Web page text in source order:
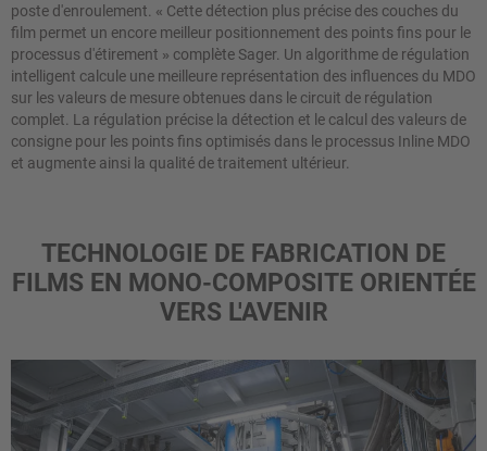
poste d'enroulement. « Cette détection plus précise des couches du
film permet un encore meilleur positionnement des points fins pour le
processus d'étirement » complète Sager. Un algorithme de régulation
intelligent calcule une meilleure représentation des influences du MDO
sur les valeurs de mesure obtenues dans le circuit de régulation
complet. La régulation précise la détection et le calcul des valeurs de
consigne pour les points fins optimisés dans le processus Inline MDO
et augmente ainsi la qualité de traitement ultérieur.
TECHNOLOGIE DE FABRICATION DE
FILMS EN MONO-COMPOSITE ORIENTÉE
VERS L'AVENIR